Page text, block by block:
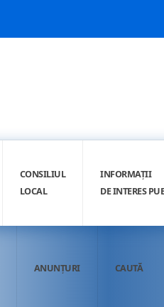
CONSILIUL
LOCAL
INFORMAȚII
DE INTERES
ANUNȚURI CAUTĂ